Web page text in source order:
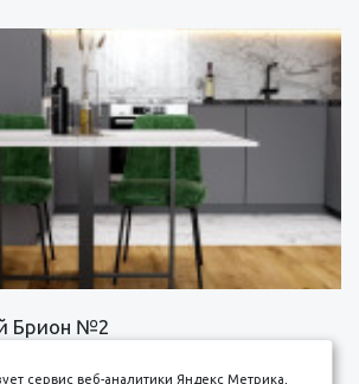
Брион №2
сервис веб-аналитики Яндекс Метрика,